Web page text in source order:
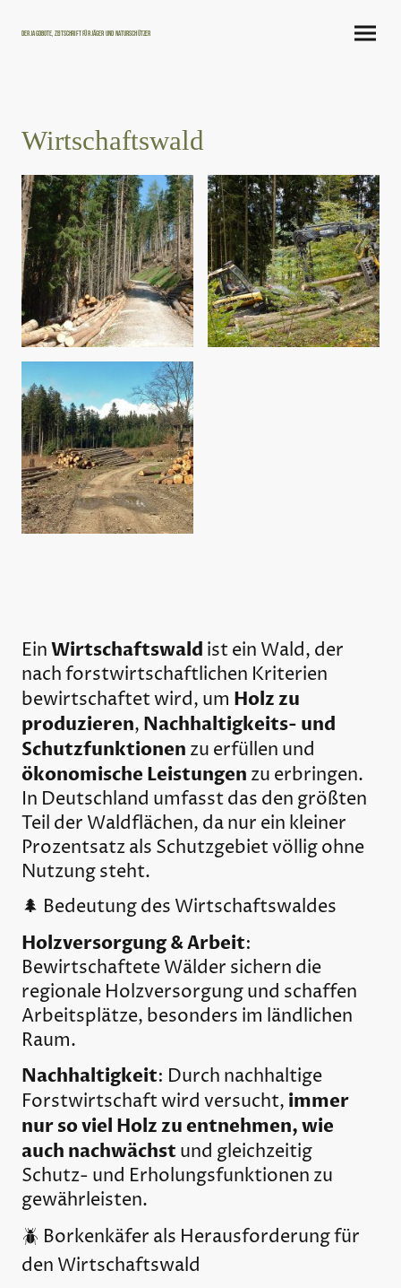
Der Jagdbote, Zeitschrift für Jäger und Naturschützer
Wirtschaftswald
EinWirtschaftswald ist ein Wald, der
nach forstwirtschaftlichen Kriterien
bewirtschaftet wird, um Holz zu
produzieren, Nachhaltigkeits- und
Schutzfunktionen zu erfüllen und
ökonomische Leistungen zu erbringen.
In Deutschland umfasst das den größten
Teil der Waldflächen, da nur ein kleiner
Prozentsatz als Schutzgebiet völlig ohne
Nutzung steht.
🌲 Bedeutung des Wirtschaftswaldes
Holzversorgung & Arbeit:
Bewirtschaftete Wälder sichern die
regionale Holzversorgung und schaffen
Arbeitsplätze, besonders im ländlichen
Raum.
Nachhaltigkeit: Durch nachhaltige
Forstwirtschaft wird versucht, immer
nur so viel Holz zu entnehmen, wie
auch nachwächstund gleichzeitig
Schutz- und Erholungsfunktionen zu
gewährleisten.
🪲 Borkenkäfer als Herausforderung für
den Wirtschaftswald